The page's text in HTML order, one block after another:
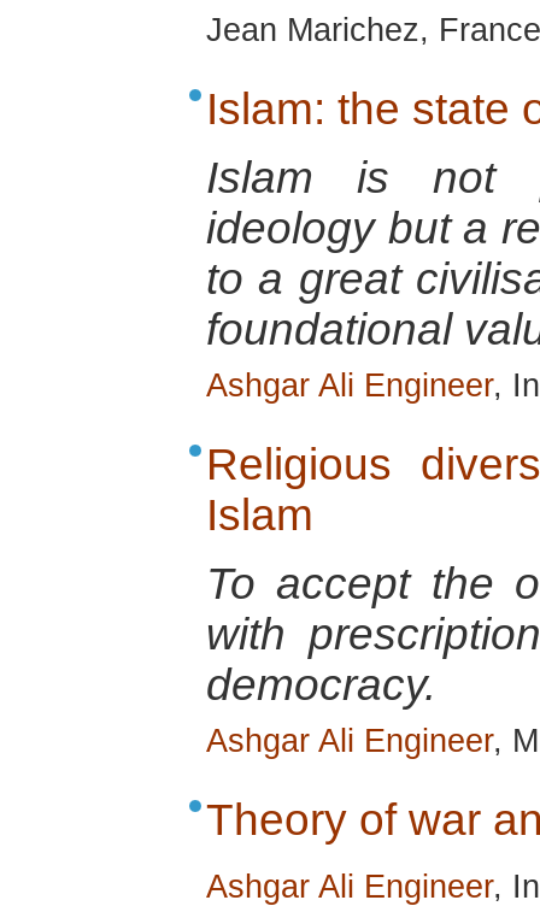
Jean Marichez,
Islam: the state
Islam is not
ideology but a
to a great
foundational
Ashgar Ali Engineer,
Religious
Islam
To accept the
with
democracy.
Ashgar Ali Engineer,
Theory of war
Ashgar Ali Engineer,